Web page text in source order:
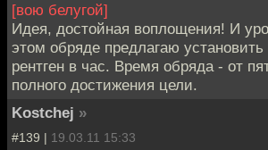
[вою белугой]
Идея, достойная воплощения! И
этом обряде предлагаю
рентген в час. Время обряда - от
полного достижения цели.
Kostchej »
#139 | 19.03.11 15:33